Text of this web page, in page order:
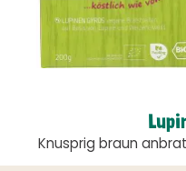
Knusprig braun